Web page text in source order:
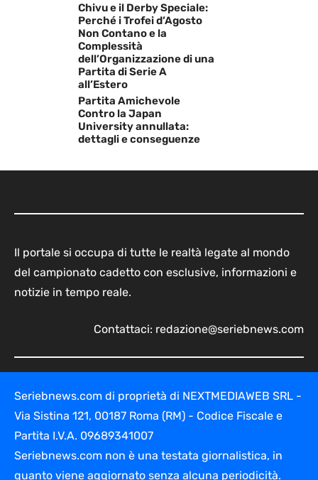
Chivu e il Derby Speciale:
Perché i Trofei d’Agosto
Non Contano e la
Complessità
dell’Organizzazione di una
Partita di Serie A
all’Estero
Partita Amichevole
Contro la Japan
University annullata:
dettagli e conseguenze
Il portale si occupa di tutte le realtà legate al mondo
del campionato cadetto con esclusive, informazioni e
notizie in tempo reale.
Contattaci: redazione@seriebnews.com
Seriebnews.com di proprietà di NEXTMEDIAWEB SRL -
Via Sistina 121, 00187 Roma (RM) - Codice Fiscale e
Partita I.V.A. 09689341007
Seriebnews.com non è una testata giornalistica, in
quanto viene aggiornato senza alcuna periodicità.